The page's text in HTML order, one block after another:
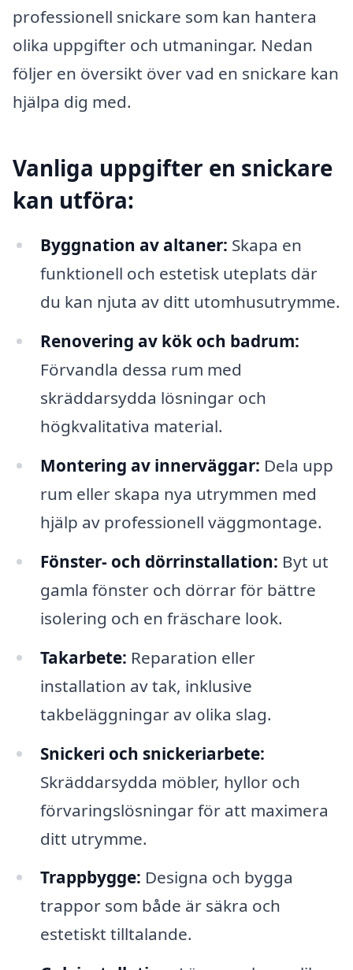
professionell snickare som kan hantera
olika uppgifter och utmaningar. Nedan
följer en översikt över vad en snickare kan
hjälpa dig med.
Vanliga uppgifter en snickare
kan utföra:
Byggnation av altaner: Skapa en
funktionell och estetisk uteplats där
du kan njuta av ditt utomhusutrymme.
Renovering av kök och badrum:
Förvandla dessa rum med
skräddarsydda lösningar och
högkvalitativa material.
Montering av innerväggar: Dela upp
rum eller skapa nya utrymmen med
hjälp av professionell väggmontage.
Fönster- och dörrinstallation: Byt ut
gamla fönster och dörrar för bättre
isolering och en fräschare look.
Takarbete: Reparation eller
installation av tak, inklusive
takbeläggningar av olika slag.
Snickeri och snickeriarbete:
Skräddarsydda möbler, hyllor och
förvaringslösningar för att maximera
ditt utrymme.
Trappbygge: Designa och bygga
trappor som både är säkra och
estetiskt tilltalande.